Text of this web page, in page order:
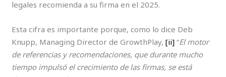
legales recomienda a su firma en el 2025.
Esta cifra es importante porque, como lo dice Deb
Knupp, Managing Director de GrowthPlay,[ii] “El motor
de referencias y recomendaciones, que durante mucho
tiempo impulsó el crecimiento de las firmas, se está